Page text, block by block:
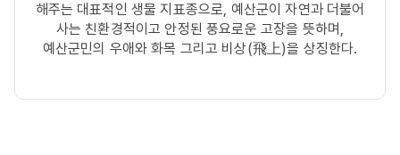
해주는 대표적인 생물 지표종으로, 예산군이 자연과 더불어
사는 친환경적이고 안정된 풍요로운 고장을 뜻하며,
예산군민의 우애와 화목 그리고 비상(飛上)을 상징한다.